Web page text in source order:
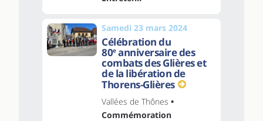
Samedi 23 mars 2024
Célébration du
80eanniversaire des
combats des Glières et
de la libération de
Thorens-Glières
Vallées de Thônes •
Commémoration